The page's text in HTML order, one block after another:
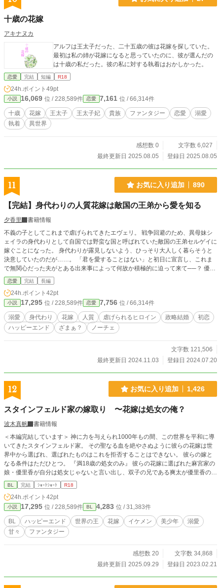
十歳の花嫁
アキナヌカ
アルフは王太子だった、二十五歳の彼は花嫁を探していた。
最初は私の姉が花嫁になると思っていたのに、彼が選んだの
は十歳の私だった。彼の私に対する執着はおかしかった。
恋愛 完結 短編 R18
24h.ポイント 49pt
小説 16,069 位 / 228,589件 恋愛 7,161 位 / 66,314件
十歳 花嫁 王太子 王太子妃 貴族 ファンタジー 恋愛
溺愛
執着
異世界
感想数 0
文字数 6,027
最終更新日 2025.08.05
登録日 2025.08.05
11 お気に入り追加 890
【完結】身代わりの人質花嫁は敵国の王弟から愛を知る
夕香里
書籍情報
不義の子としてこれまで虐げられてきたエヴェリ。 戦争回避のため、異母妹シ
ェイラの身代わりとして自国では野蛮な国と呼ばれていた敵国の王弟セルゲイに
嫁ぐことになった。 身代わりが露見しないよう、ひっそり大人しく暮らそうと
決意していたのだが……。 「君を愛することはない」と初日に宣言し、これま
で無関心だった夫がとある出来事によって何故か積極的に迫って来て──？ 優し
い夫を騙していると心苦しくなりつつも、セルゲイに甘やかされて徐々に惹かれ
ていくエヴェリが敵国で幸せになる話。
恋愛 完結 長編
24h.ポイント 42pt
小説 17,295 位 / 228,589件 恋愛 7,756 位 / 66,314件
溺愛 身代わり 花嫁 人質 虐げられるヒロイン 政略結婚
初恋
ハッピーエンド
ざまぁ？ ノーチェ
文字数 121,506
最終更新日 2024.11.03
登録日 2024.07.20
12 お気に入り追加 1,426
スタインフェルド家の嫁取り 〜花嫁は処女の俺？
波木真帆
書籍情報
＜本編完結しています＞ 神に力を与えられ1000年もの間、この世界を平和に導
いてきたスタインフェルド家。 その聖なる血を絶やさぬように彼らの花嫁は世
界中から選ばれ、選ばれたものはこれを拒否することはできない。 彼らの嫁と
なる条件はただひとつ。 『満18歳の処女のみ』 彼らの花嫁に選ばれた麻宮家の
娘・優里香が自分は処女じゃないと言い出し、双子の兄である爽太が優里香のふ
りをして花嫁になることに……。爽太はバレずにいられるのか……。 イチャラ
ブハッピーエンド小説です。 R18には※つけます。
BL 完結 ｼｮｰﾄｼｮｰﾄ R18
24h.ポイント 42pt
小説 17,295 位 / 228,589件 BL 4,283 位 / 31,383件
BL ハッピーエンド 世界の王 花嫁 イケメン 美少年
溺愛
甘々
ファンタジー
感想数 20
文字数 34,868
最終更新日 2025.09.29
登録日 2023.02.21